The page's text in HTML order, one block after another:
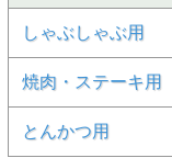
しゃぶしゃぶ用
焼肉・ステーキ用
とんかつ用